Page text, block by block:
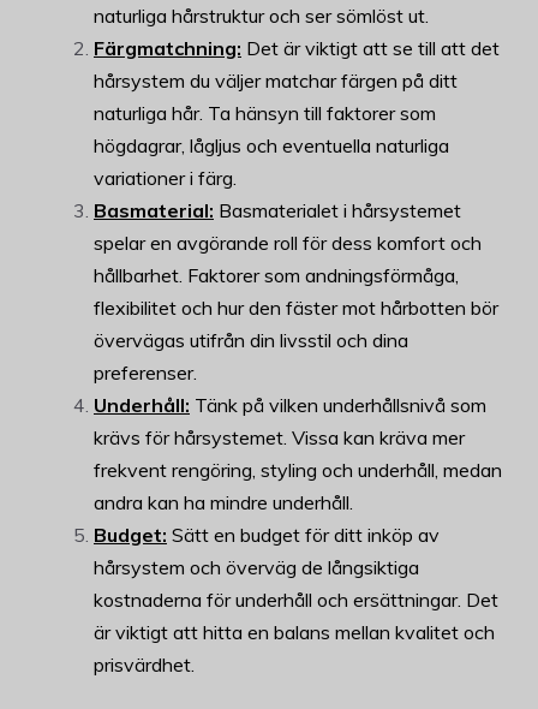
naturliga hårstruktur och ser sömlöst ut.
Färgmatchning: Det är viktigt att se till att det
hårsystem du väljer matchar färgen på ditt
naturliga hår. Ta hänsyn till faktorer som
högdagrar, lågljus och eventuella naturliga
variationer i färg.
Basmaterial: Basmaterialet i hårsystemet
spelar en avgörande roll för dess komfort och
hållbarhet. Faktorer som andningsförmåga,
flexibilitet och hur den fäster mot hårbotten bör
övervägas utifrån din livsstil och dina
preferenser.
Underhåll: Tänk på vilken underhållsnivå som
krävs för hårsystemet. Vissa kan kräva mer
frekvent rengöring, styling och underhåll, medan
andra kan ha mindre underhåll.
Budget: Sätt en budget för ditt inköp av
hårsystem och överväg de långsiktiga
kostnaderna för underhåll och ersättningar. Det
är viktigt att hitta en balans mellan kvalitet och
prisvärdhet.